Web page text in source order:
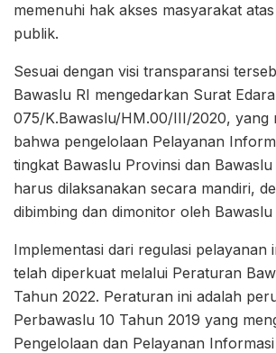
memenuhi hak akses masyarakat
publik.
Sesuai dengan visi transparansi
Bawaslu RI mengedarkan Surat
075/K.Bawaslu/HM.00/III/2020, yang
bahwa pengelolaan Pelayanan
tingkat Bawaslu Provinsi dan
harus dilaksanakan secara mandiri,
dibimbing dan dimonitor oleh Bawaslu
Implementasi dari regulasi pelayanan
telah diperkuat melalui Peraturan
Tahun 2022. Peraturan ini adalah
Perbawaslu 10 Tahun 2019 yang
Pengelolaan dan Pelayanan